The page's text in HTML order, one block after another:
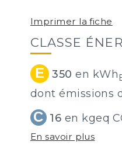
Imprimer la fiche
CLASSE
E 350 en kWh
dont émissions
C 16 en kgeq
En savoir plus